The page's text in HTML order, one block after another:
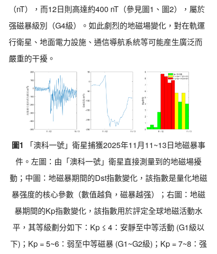
（nT），而12日則高達約400 nT（參見圖1、圖2），屬於
强磁暴級別（G4級）。如此劇烈的地磁場變化，對在軌運
行衛星、地面電力設施、通信導航系統等可能産生廣泛而
嚴重的干擾。
圖1
「澳科一號」衛星捕獲2025年11月11~13日地磁暴事
件。左圖：由「澳科一號」衛星直接測量到的地磁場擾
動；中圖：地磁暴期間的Dst指數變化，該指數是量化地磁
暴强度的核心參數（數值越負，磁暴越强）；右圖：地磁
暴期間的Kp指數變化，該指數用於評定全球地磁活動水
平，其等級劃分如下：Kp ≤ 4：安靜至中等活動 (G1級以
下)；Kp = 5~6：弱至中等磁暴 (G1~G2級)；Kp = 7~8：强